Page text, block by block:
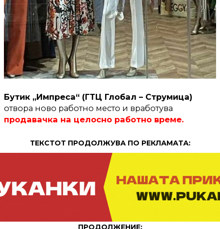
Бутик „Импреса“ (ГТЦ Глобал – Струмица)
отвора ново работно место и вработува
продавачка на целосно работно време.
ТЕКСТОТ ПРОДОЛЖУВА ПО РЕКЛАМАТА:
ПРОДОЛЖЕНИЕ: